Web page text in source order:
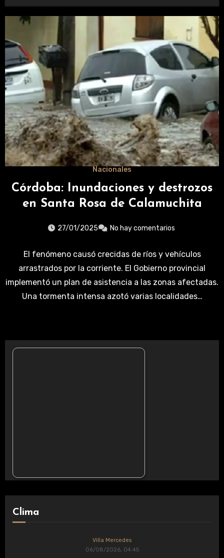
Nacionales
Córdoba: Inundaciones y destrozos
en Santa Rosa de Calamuchita
27/01/2025 No hay comentarios
El fenómeno causó crecidas de ríos y vehículos
arrastrados por la corriente. El Gobierno provincial
implementó un plan de asistencia a las zonas afectadas.
Una tormenta intensa azotó varias localidades…
Clima
Villa Mercedes
06/08/2026, 04:45